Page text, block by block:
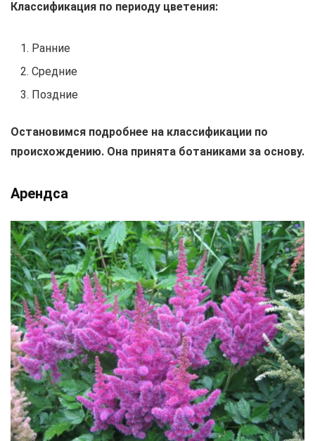
Классификация по периоду цветения:
Ранние
Средние
Поздние
Остановимся подробнее на классификации по
происхождению. Она принята ботаниками за основу.
Арендса